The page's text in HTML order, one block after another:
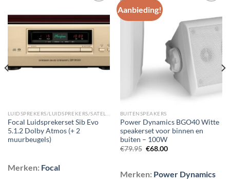
Toevoegen
aan
wenslijst
Focal Luidsprekerset Sib Evo
5.1.2 Dolby Atmos (+ 2
muurbeugels)
Merken: Focal
Aanbieding!
Toevoegen
BUITENSPEAKERS
Power Dynamics BGO40 Witte
speakerset voor binnen en
buiten – 100W
€79.95 Oorspronkelijke
€68.00Huidige
Merken: Power Dynamics